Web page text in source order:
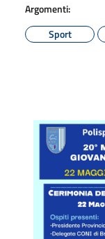
Argomenti:
Sport